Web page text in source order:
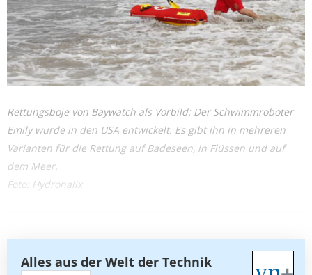
Rettungsboje von Baywatch als Vorbild: Der Schwimm­roboter
Emily wurde in den USA entwickelt. Es gibt ihn in mehreren
Varianten für die Rettung auf Badeseen, in Flüssen und auf
dem Meer.
Foto: Hydronalix
Alles aus der Welt der Technik